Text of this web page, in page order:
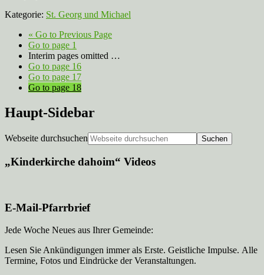
Kategorie: St. Georg und Michael
« Go to Previous Page
Go to page 1
Interim pages omitted …
Go to page 16
Go to page 17
Go to page 18
Haupt-Sidebar
Webseite durchsuchen
„Kinderkirche dahoim“ Videos
E-Mail-Pfarrbrief
Jede Woche Neues aus Ihrer Gemeinde:
Lesen Sie Ankündigungen immer als Erste. Geistliche Impulse. Alle
Termine, Fotos und Eindrücke der Veranstaltungen.